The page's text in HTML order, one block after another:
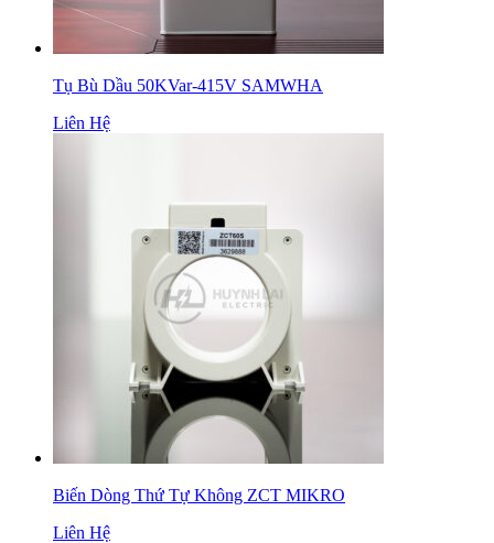
Tụ Bù Dầu 50KVar-415V SAMWHA
Liên Hệ
Biến Dòng Thứ Tự Không ZCT MIKRO
Liên Hệ